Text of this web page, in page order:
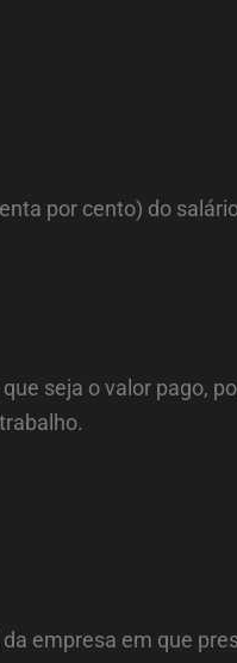
por cento) do
seja o valor pago,
empresa em que